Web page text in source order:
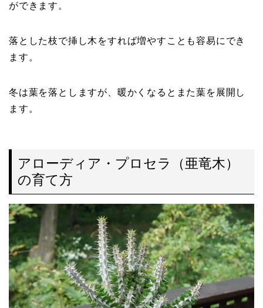
ができます。
落とした枝で挿し木をすれば増やすことも容易にでき
ます。
冬は葉を落としますが、暖かくなるとまた葉を展開し
ます。
アローディア・プロセラ（亜竜木）
の育て方